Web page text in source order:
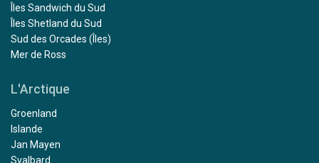
Îles Sandwich du Sud
Îles Shetland du Sud
Sud des Orcades (Îles)
Mer de Ross
L'Arctique
Groenland
Islande
Jan Mayen
Svalbard